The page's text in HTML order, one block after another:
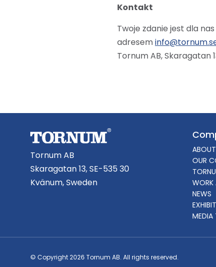
Kontakt
Twoje zdanie jest dla
adresem
Tornum AB, Skaragatan
Tornum AB
Skaragatan 13, SE-535 30
Kvänum, Sweden
OUR
WORK
NEWS
MEDIA
© Copyright 2026 Tornum AB. All rights reserved.